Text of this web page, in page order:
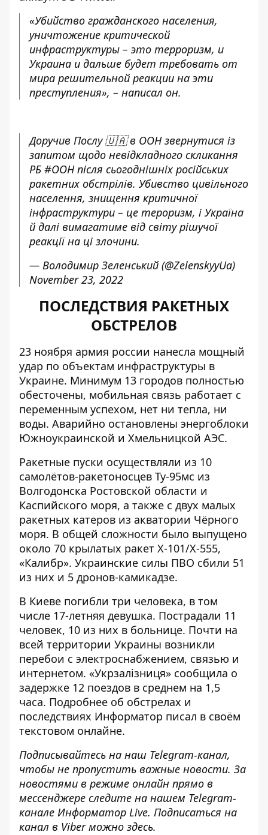
«Убийство гражданского населения,
уничтожение критической
инфраструктуры – это терроризм, и
Украина и дальше будет требовать от
мира решительной реакции на эти
преступления», – написал он.
Доручив Послу 🇺🇦 в ООН звернутися із
запитом щодо невідкладного скликання
РБ #ООНпісля сьогоднішніх російських
ракетних обстрілів. Убивство цивільного
населення, знищення критичної
інфраструктури – це тероризм, і Україна
й далі вимагатиме від світу рішучої
реакції на ці злочини.
— Володимир Зеленський (@ZelenskyyUa)
November 23, 2022
ПОСЛЕДСТВИЯ РАКЕТНЫХ
ОБСТРЕЛОВ
23 ноября армия россии нанесла мощный
удар по объектам инфраструктуры в
Украине. Минимум 13 городов полностью
обесточены, мобильная связь работает с
переменным успехом, нет ни тепла, ни
воды. Аварийно остановлены энергоблоки
Южноукраинской и Хмельницкой АЭС.
Ракетные пуски осуществляли из 10
самолётов-ракетоносцев Ту-95мс из
Волгодонска Ростовской области и
Каспийского моря, а также с двух малых
ракетных катеров из акватории Чёрного
моря. В общей сложности было выпущено
около 70 крылатых ракет Х-101/Х-555,
«Калибр». Украинские силы ПВО сбили 51
из них и 5 дронов-камикадзе.
В Киеве погибли три человека, в том
числе 17-летняя девушка. Пострадали 11
человек, 10 из них в больнице. Почти на
всей территории Украины возникли
перебои с электроснабжением, связью и
интернетом. «Укрзалізниця» сообщила о
задержке 12 поездов в среднем на 1,5
часа. Подробнее об обстрелах и
последствиях Информатор писал в своём
текстовом онлайне.
Подписывайтесь на наш Telegram-канал,
чтобы не пропустить важные новости. За
новостями в режиме онлайн прямо в
мессенджере следите на нашем Telegram-
канале Информатор Live. Подписаться на
канал в Viber можно здесь.